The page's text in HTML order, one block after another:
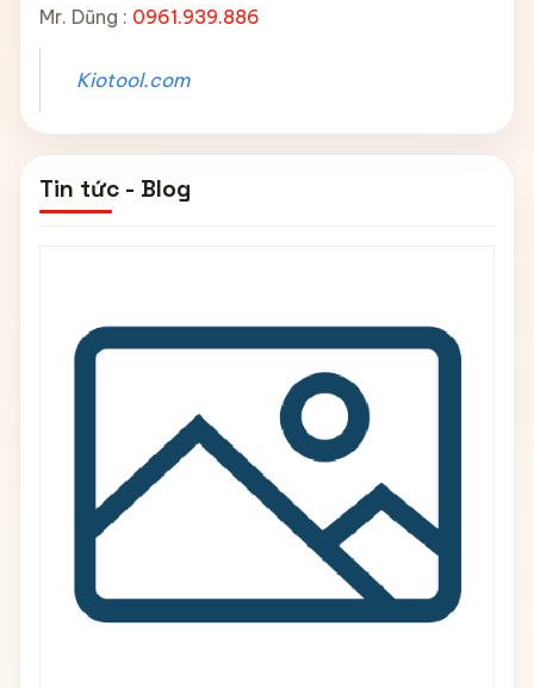
Mr. Dũng : 0961.939.886
Kiotool.com
Tin tức - Blog